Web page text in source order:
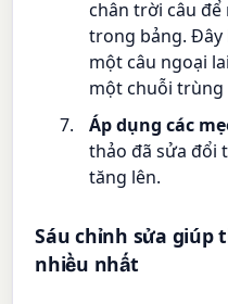
chân trời câu để
trong bảng. Đây
một câu ngoại
một chuỗi trùng
Áp dụng các
thảo đã sửa đổi
tăng lên.
Sáu chỉnh sửa giúp
nhiều nhất